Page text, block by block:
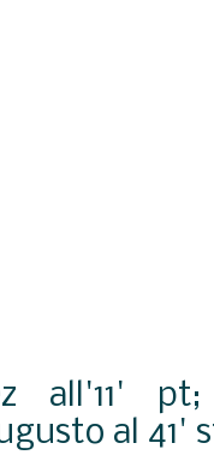
all'11'
al 41'